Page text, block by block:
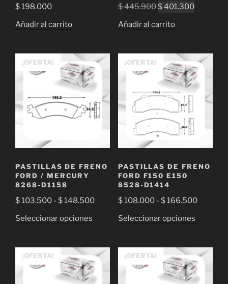
$198.000
Añadir al carrito
$445.900El
original
$ 445.900.
$401.300El
$
Añadir al carrito
¡OFERTA!
PASTILLAS DE FRENO
FORD / MERCURY
8268-D1158
$103.500 - $148.500Rango
precios:
$ 103.500
hasta
Seleccionar opciones
múltiples
variantes.
Las
¡OFERTA!
PASTILLAS DE FRENO
FORD F150 E150
8528-D1414
$108.000 - $166.500Rango
$
hasta
$
Seleccionar opcionesEste
Las
¡OFERTA! ¡OFERTA!